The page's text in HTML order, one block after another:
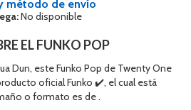
método de envío
No disponible
EL FUNKO POP
Dun, este Funko Pop de Twenty One
oficial Funko ✔️, el cual está
o formato es de .